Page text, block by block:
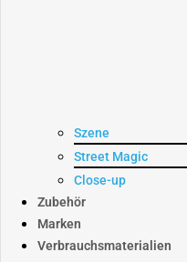
Szene
Street Magic
Close-up
Zubehör
Marken
Verbrauchsmaterialien